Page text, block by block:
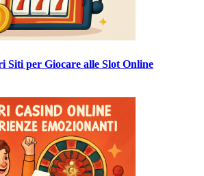
Siti per Giocare alle Slot Online